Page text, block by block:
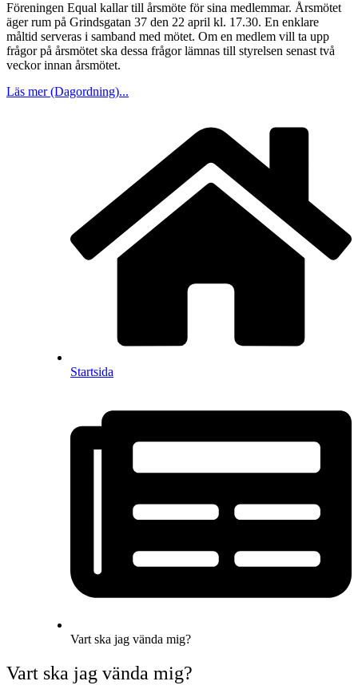
Föreningen Equal kallar till årsmöte för sina medlemmar. Årsmötet
äger rum på Grindsgatan 37 den 22 april kl. 17.30. En enklare
måltid serveras i samband med mötet. Om en medlem vill ta upp
frågor på årsmötet ska dessa frågor lämnas till styrelsen senast två
veckor innan årsmötet.
Läs mer (Dagordning)...
Startsida
Vart ska jag vända mig?
Vart ska jag vända mig?